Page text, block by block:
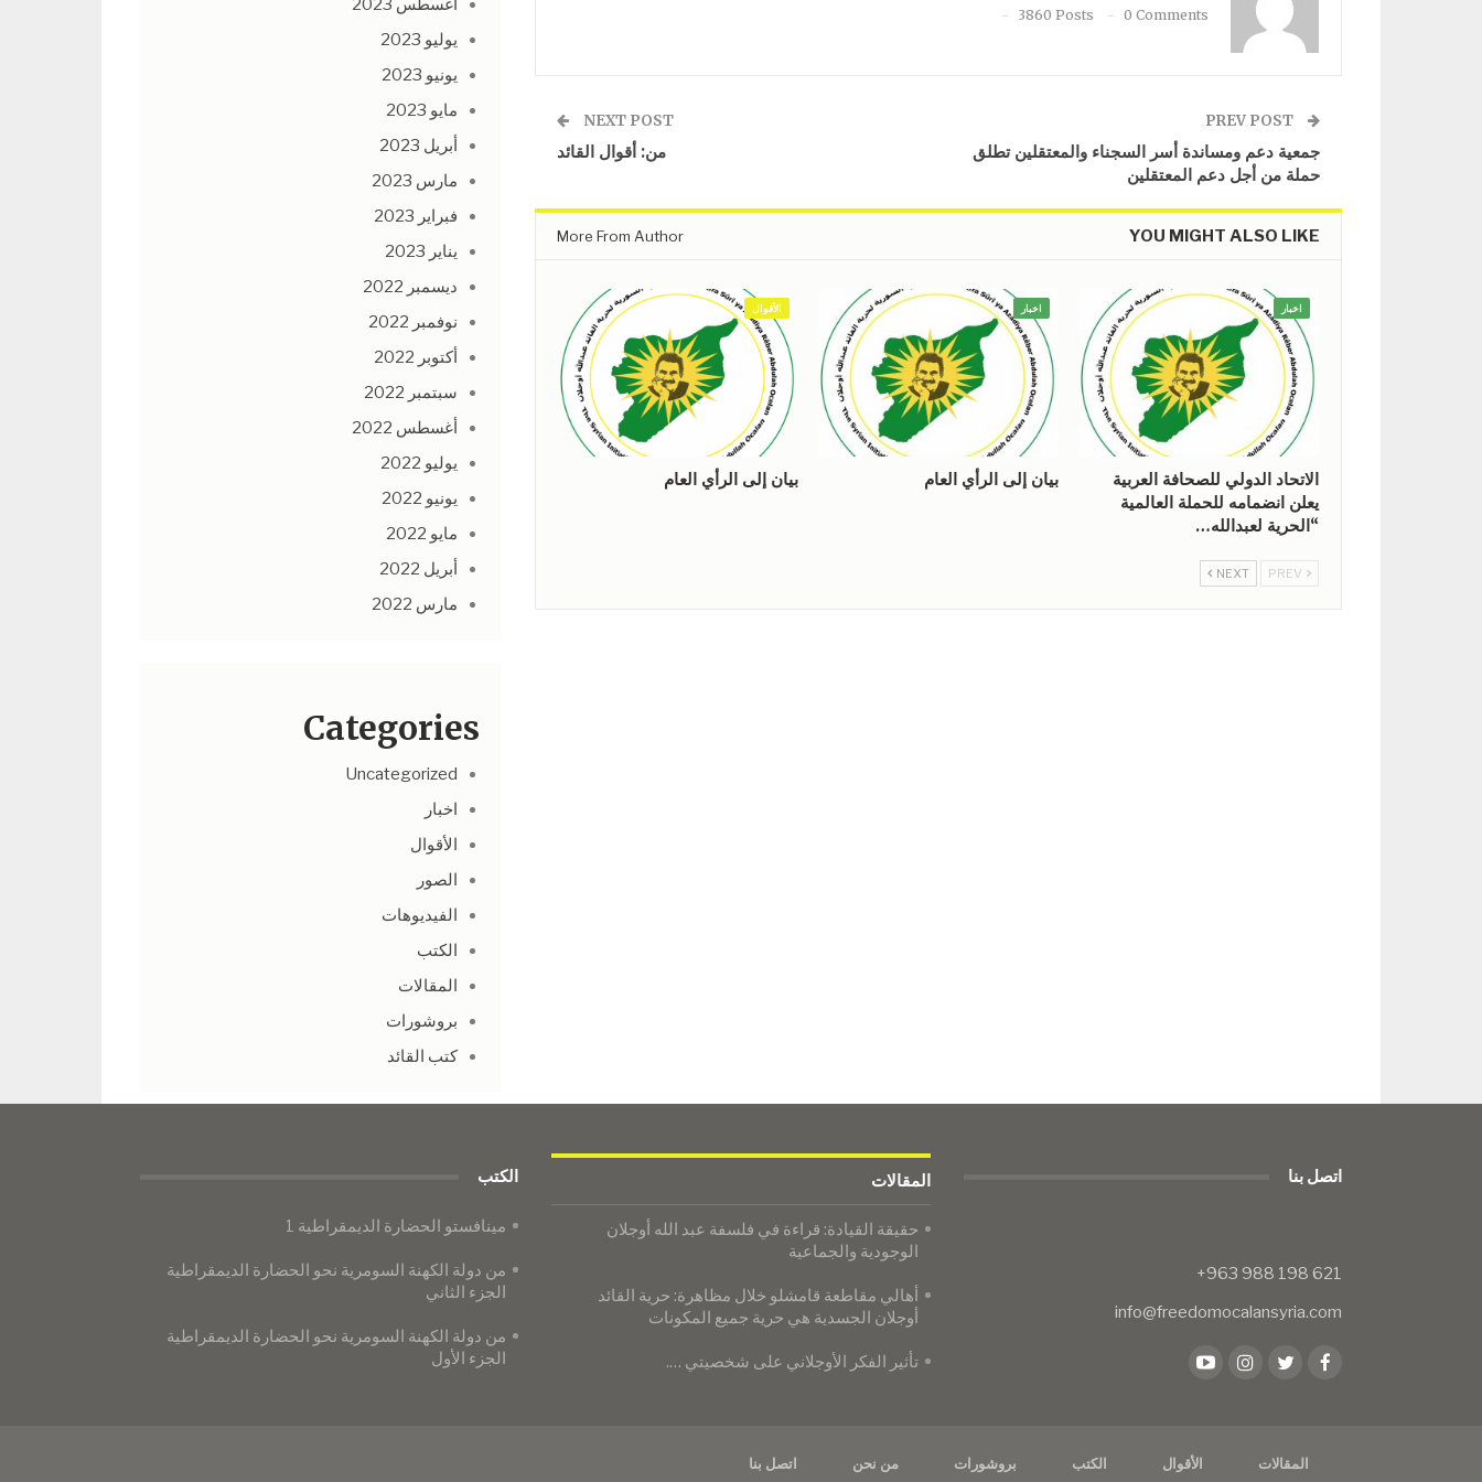
3860 Posts 0 Comments
جمعية دعم ومساندة أسر السجناء والمعتقلين تطلق
حملة من أجل دعم المعتقلين
NEXT POST
من: أقوال القائد
YOU MIGHT ALSO LIKE
More From Author
اخبار
الاتحاد الدولي للصحافة العربية
يعلن انضمامه للحملة العالمية
“الحرية لعبدالله…
اخبار
بيان إلى الرأي العام
الأقوال
بيان إلى الرأي العام
NEXT
أغسطس 2023
يوليو 2023
يونيو 2023
مايو 2023
أبريل 2023
مارس 2023
فبراير 2023
يناير 2023
ديسمبر 2022
نوفمبر 2022
أكتوبر 2022
سبتمبر 2022
أغسطس 2022
يوليو 2022
يونيو 2022
مايو 2022
أبريل 2022
مارس 2022
Categories
Uncategorized
اخبار
الأقوال
الصور
الفيديوهات
الكتب
المقالات
بروشورات
كتب القائد
اتصل بنا
info@freedomocalansyria.com
المقالات
حقيقة القيادة: قراءة في فلسفة عبد الله أوجلان
الوجودية والجماعية
أهالي مقاطعة قامشلو خلال مظاهرة: حرية القائد
أوجلان الجسدية هي حرية جميع المكونات
تأثير الفكر الأوجلاني على شخصيتي ….
الكتب
مينافستو الحضارة الديمقراطية 1
من دولة الكهنة السومرية نحو الحضارة الديمقراطية
الجزء الثاني
من دولة الكهنة السومرية نحو الحضارة الديمقراطية
الجزء الأول
المقالات الأقوال الكتب بروشورات من نحن اتصل بنا